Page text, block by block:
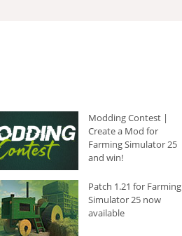
Modding Contest |
Create a Mod for
Farming Simulator 25
and win!
Patch 1.21 for Farming
Simulator 25 now
available